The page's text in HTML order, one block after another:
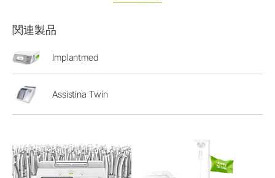
関連製品
Implantmed
Assistina Twin